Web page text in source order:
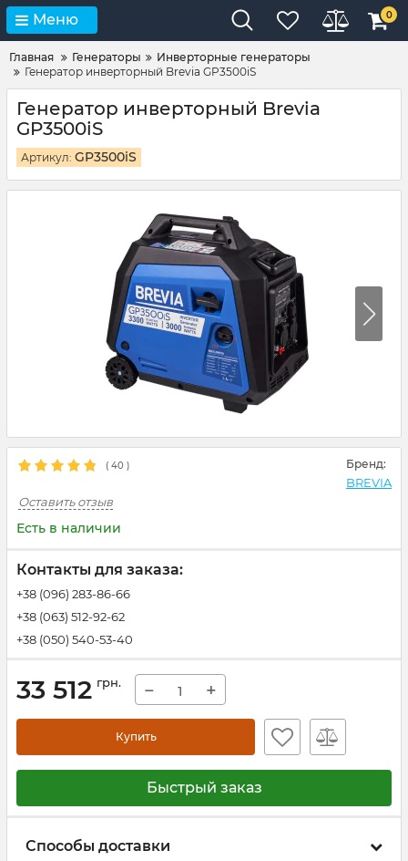
Меню 0
Главная Генераторы
Инверторные генераторы
Генератор инверторный Brevia GP3500iS
Генератор инверторный Brevia
GP3500iS
Артикул: GP3500iS
( 40 ) Бренд:
BREVIA
Оставить отзыв
Есть в наличии
Контакты для заказа:
+38 (096) 283-86-66
+38 (063) 512-92-62
+38 (050) 540-53-40
33 512 грн. − +
Купить
Быстрый заказ
Способы доставки